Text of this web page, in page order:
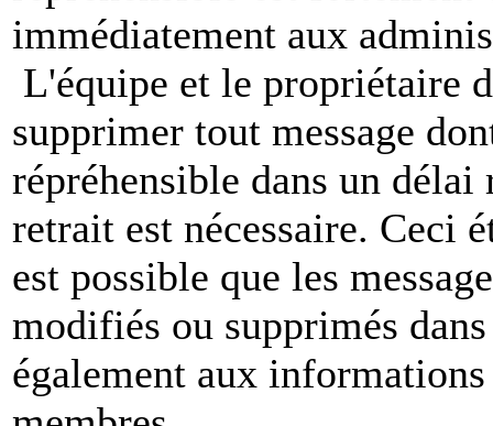
immédiatement aux
L'équipe et le propriétaire
supprimer tout message
répréhensible dans un
retrait est nécessaire. Ceci
est possible que les
modifiés ou supprimés
également aux